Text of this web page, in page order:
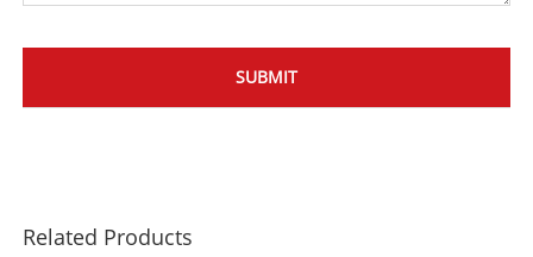
Related Products